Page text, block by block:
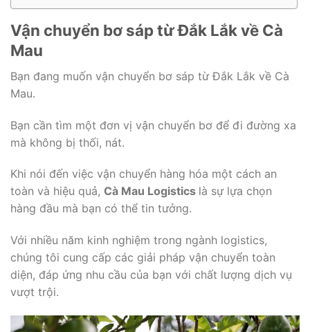
Vận chuyển bơ sáp từ Đắk Lắk về Cà
Mau
Bạn đang muốn vận chuyển bơ sáp từ Đắk Lắk về Cà
Mau.
Bạn cần tìm một đơn vị vận chuyển bơ để đi đường xa
mà không bị thối, nát.
Khi nói đến việc vận chuyển hàng hóa một cách an
toàn và hiệu quả, Cà Mau Logistics là sự lựa chọn
hàng đầu mà bạn có thể tin tưởng.
Với nhiều năm kinh nghiệm trong ngành logistics,
chúng tôi cung cấp các giải pháp vận chuyển toàn
diện, đáp ứng nhu cầu của bạn với chất lượng dịch vụ
vượt trội.